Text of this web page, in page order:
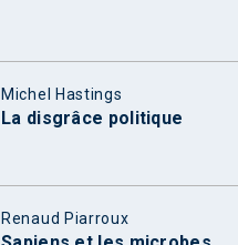
Michel Hastings
La disgrâce politique
Renaud Piarroux